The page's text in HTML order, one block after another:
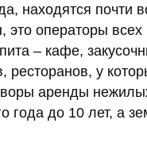
находятся почти
это операторы
– кафе,
ресторанов, у
аренды
года до 10 лет, а